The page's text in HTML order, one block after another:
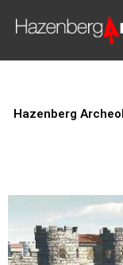
Hazenberg